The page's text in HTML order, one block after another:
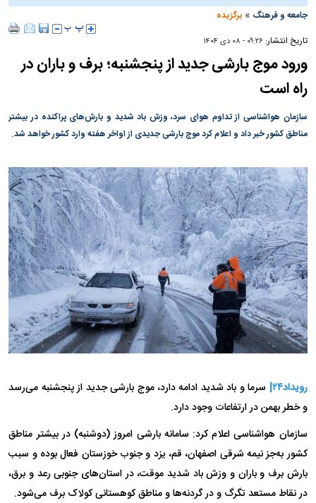
جامعه و فرهنگ »برگزیده
تاریخ انتشار: ۰۹:۲۶ - ۰۸ دی ۱۴۰۴
ورود موج بارشی جدید از پنجشنبه؛ برف و باران در
راه است
سازمان هواشناسی از تداوم هوای سرد، وزش باد شدید و بارش‌های پراکنده در بیشتر
مناطق کشور خبر داد و اعلام کرد موج بارشی جدیدی از اواخر هفته وارد کشور خواهد شد.
رویداد۲۴|
سرما و باد شدید ادامه دارد، موج بارشی جدید از پنجشنبه می‌رسد
و خطر بهمن در ارتفاعات وجود دارد.
سازمان هواشناسی اعلام‌ کرد: سامانه بارشی امروز (دوشنبه) در بیشتر مناطق
کشور به‌جز نیمه شرقی اصفهان، قم، یزد و جنوب خوزستان فعال بوده و سبب
بارش برف و باران و وزش باد شدید موقت، در استان‌های جنوبی رعد و برق،
در نقاط مستعد تگرگ و در گردنه‌ها و مناطق کوهستانی کولاک برف می‌شود.